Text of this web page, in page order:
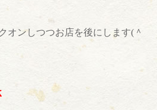
オンしつつお店を後にします(＾